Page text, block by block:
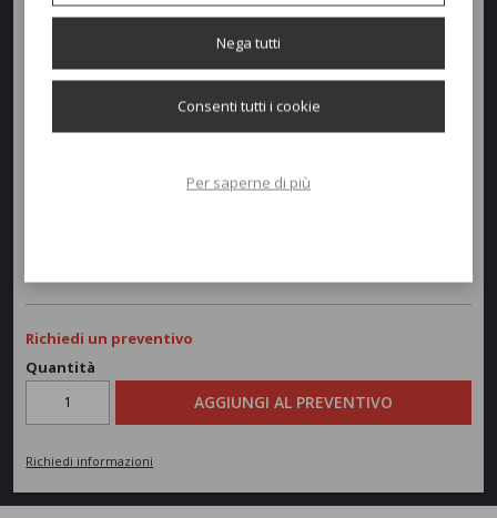
Dimensioni e peso
65cm
Richiedi un preventivo
Quantità
AGGIUNGI AL PREVENTIVO
Richiedi informazioni
Nega tutti
Consenti tutti i cookie
Per saperne di più